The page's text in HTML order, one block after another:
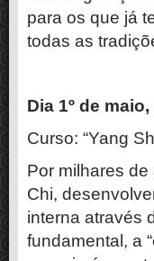
para os que já
todas as
Dia 1º de maio,
Curso: “Yang
Por milhares
Chi,
interna através
fundamental, a